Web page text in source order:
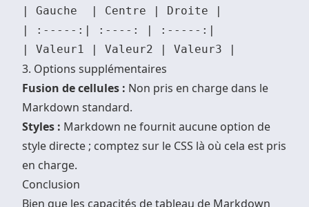
| Gauche  | Centre | Droite |
| :-----:| :----: | :-----:|
3. Options supplémentaires
Fusion de cellules : Non pris en charge dans le
Markdown standard.
Styles : Markdown ne fournit aucune option de
style directe ; comptez sur le CSS là où cela est pris
en charge.
Conclusion
Bien que les capacités de tableau de Markdown